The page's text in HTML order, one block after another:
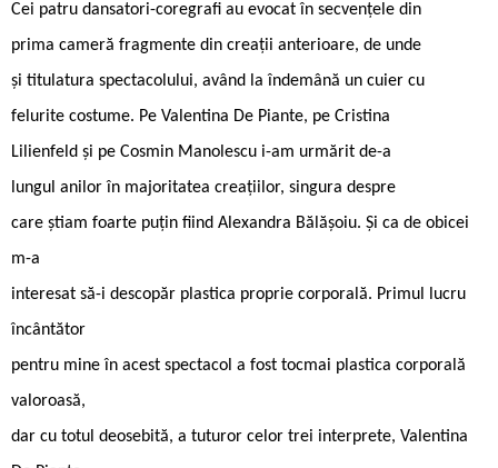
Cei patru dansatori-coregrafi au evocat în secvențele din
prima cameră fragmente din creații anterioare, de unde
și titulatura spectacolului, având la îndemână un cuier cu
felurite costume. Pe Valentina De Piante, pe Cristina
Lilienfeld și pe Cosmin Manolescu i-am urmărit de-a
lungul anilor în majoritatea creațiilor, singura despre
care știam foarte puțin fiind Alexandra Bălășoiu. Și ca de obicei
m-a
interesat să-i descopăr plastica proprie corporală. Primul lucru
încântător
pentru mine în acest spectacol a fost tocmai plastica corporală
valoroasă,
dar cu totul deosebită, a tuturor celor trei interprete, Valentina